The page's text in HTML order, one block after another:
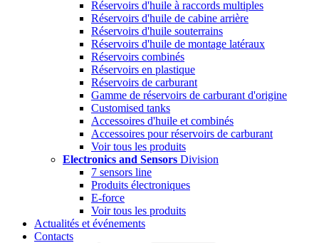
Réservoirs d'huile à raccords multiples
Réservoirs d'huile de cabine arrière
Réservoirs d'huile souterrains
Réservoirs d'huile de montage latéraux
Réservoirs combinés
Réservoirs en plastique
Réservoirs de carburant
Gamme de réservoirs de carburant d'origine
Customised tanks
Accessoires d'huile et combinés
Accessoires pour réservoirs de carburant
Voir tous les produits
Electronics and Sensors Division
7 sensors line
Produits électroniques
E-force
Voir tous les produits
Actualités et événements
Contacts